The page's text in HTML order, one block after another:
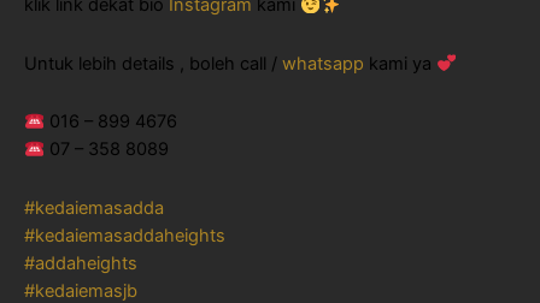
klik link dekat bio Instagram kami
Untuk lebih details , boleh call / whatsapp kami ya
016 – 899 4676
07 – 358 8089
#kedaiemasadda
#kedaiemasaddaheights
#addaheights
#kedaiemasjb